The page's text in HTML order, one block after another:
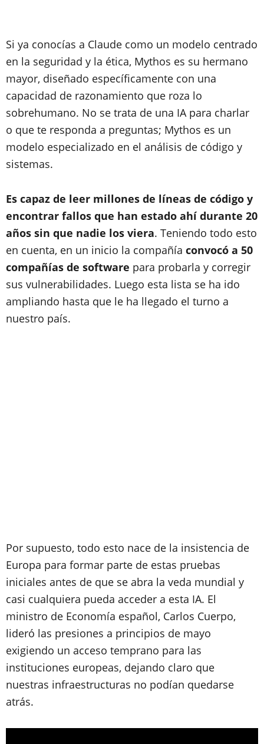
Si ya conocías a Claude como un modelo centrado
en la seguridad y la ética, Mythos es su hermano
mayor, diseñado específicamente con una
capacidad de razonamiento que roza lo
sobrehumano. No se trata de una IA para charlar
o que te responda a preguntas; Mythos es un
modelo especializado en el análisis de código y
sistemas.
Es capaz de leer millones de líneas de código y
encontrar fallos que han estado ahí durante 20
años sin que nadie los viera. Teniendo todo esto
en cuenta, en un inicio la compañía convocó a 50
compañías de software para probarla y corregir
sus vulnerabilidades. Luego esta lista se ha ido
ampliando hasta que le ha llegado el turno a
nuestro país.
Por supuesto, todo esto nace de la insistencia de
Europa para formar parte de estas pruebas
iniciales antes de que se abra la veda mundial y
casi cualquiera pueda acceder a esta IA. El
ministro de Economía español, Carlos Cuerpo,
lideró las presiones a principios de mayo
exigiendo un acceso temprano para las
instituciones europeas, dejando claro que
nuestras infraestructuras no podían quedarse
atrás.